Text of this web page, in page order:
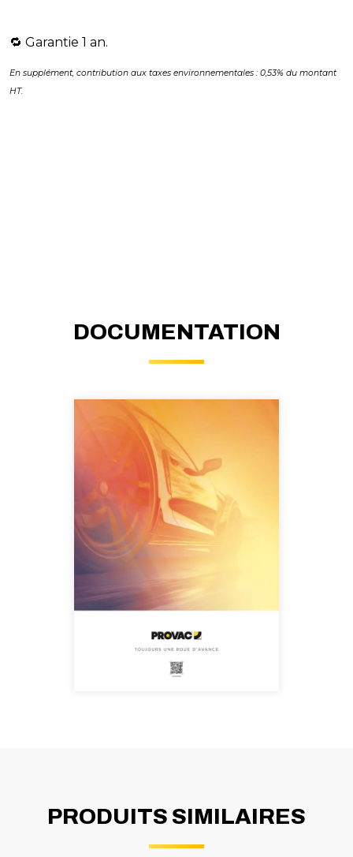
​🔁 Garantie 1 an.
En supplément, contribution aux taxes environnementales : 0,53% du montant
HT.
DOCUMENTATION
PRODUITS SIMILAIRES